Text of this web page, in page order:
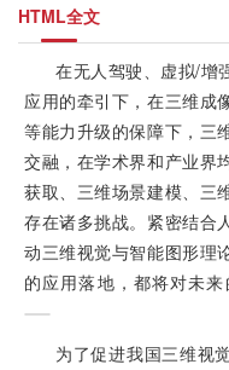
HTML全文
在无人驾驶、虚拟/增
应用的牵引下，在三维成
等能力升级的保障下，三
交融，在学术界和产业界
获取、三维场景建模、三
存在诸多挑战。紧密结合
动三维视觉与智能图形理
的应用落地，都将对未
为了促进我国三维视